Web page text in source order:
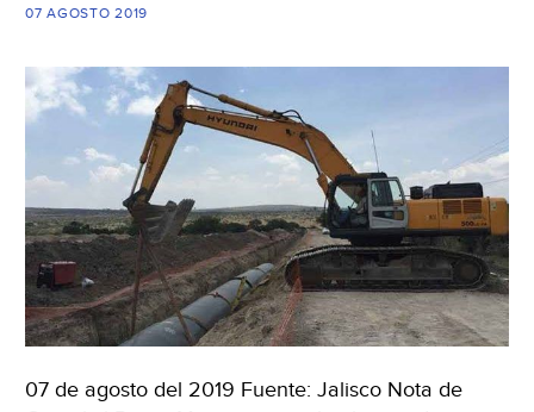
07 AGOSTO 2019
07 de agosto del 2019 Fuente: Jalisco Nota de